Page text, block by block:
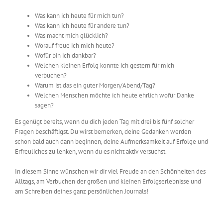
Was kann ich heute für mich tun?
Was kann ich heute für andere tun?
Was macht mich glücklich?
Worauf freue ich mich heute?
Wofür bin ich dankbar?
Welchen kleinen Erfolg konnte ich gestern für mich
verbuchen?
Warum ist das ein guter Morgen/Abend/Tag?
Welchen Menschen möchte ich heute ehrlich wofür Danke
sagen?
Es genügt bereits, wenn du dich jeden Tag mit drei bis fünf solcher
Fragen beschäftigst. Du wirst bemerken, deine Gedanken werden
schon bald auch dann beginnen, deine Aufmerksamkeit auf Erfolge und
Erfreuliches zu lenken, wenn du es nicht aktiv versuchst.
In diesem Sinne wünschen wir dir viel Freude an den Schönheiten des
Alltags, am Verbuchen der großen und kleinen Erfolgserlebnisse und
am Schreiben deines ganz persönlichen Journals!